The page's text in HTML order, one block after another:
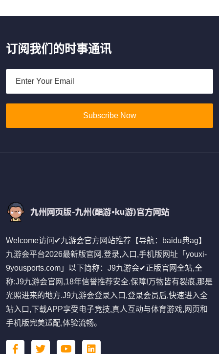
订阅我们的时事通讯
Subscribe Now
Welcome访问✔九游会官方网站推荐【导航：baidu典ag】
九游会平台2026最新版官网,登录,入口,手机版网址「youxi-
9yousports.com」以下简称：J9九游会✔正版官网全站,全
称:J9九游会官网,18年信誉推荐安全.保障!万物皆有裂痕,那是
光照进来的地方.J9九游会登录入口,登录会员后,快速进入全
站入口,下载APP享受电子竞技,真人互动与体育游戏,网页和
手机版完美适配,体验流畅。